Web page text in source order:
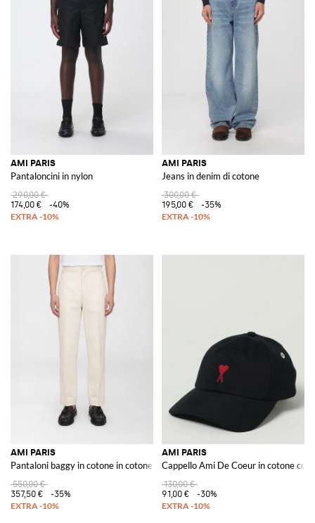
AMI PARIS
Pantaloncini in nylon
290,00 €
174,00 €
-40%
AMI PARIS
Jeans in denim di cotone
300,00 €
195,00 €
-35%
AMI PARIS
Pantaloni baggy in cotone in cotone
550,00 €
357,50 €
-35%
AMI PARIS
Cappello Ami De Coeur in cotone con
130,00 €
91,00 €
-30%